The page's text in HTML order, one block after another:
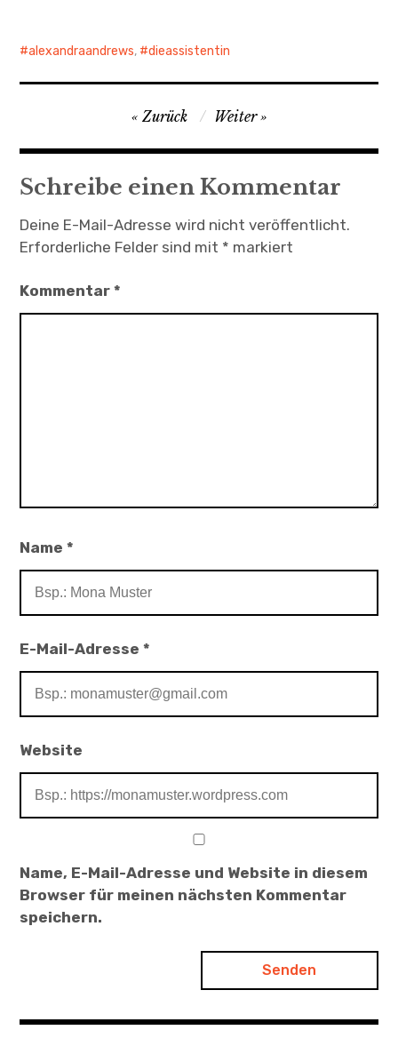
alexandraandrews, dieassistentin
Zurück Weiter
Schreibe einen Kommentar
Deine E-Mail-Adresse wird nicht veröffentlicht.
Erforderliche Felder sind mit * markiert
Kommentar*
Name*
E-Mail-Adresse*
Website
Name, E-Mail-Adresse und Website in diesem
Browser für meinen nächsten Kommentar
speichern.